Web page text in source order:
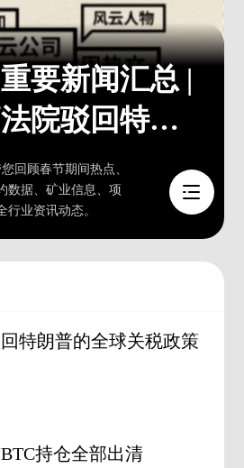
要新闻汇总 |
院驳回特朗
回顾春节期间热点、
数据、矿业信息、项
行业资讯动态。
特朗普的全球关税政策
持仓全部出清